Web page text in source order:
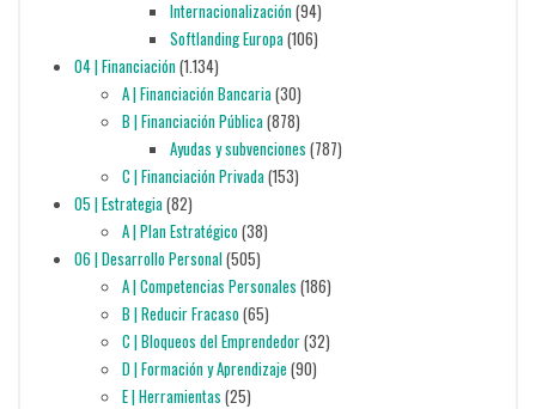
Internacionalización(94)
Softlanding Europa(106)
04 | Financiación(1.134)
A | Financiación Bancaria(30)
B | Financiación Pública(878)
Ayudas y subvenciones (787)
C | Financiación Privada(153)
05 | Estrategia(82)
A | Plan Estratégico(38)
06 | Desarrollo Personal(505)
A | Competencias Personales (186)
B | Reducir Fracaso(65)
C | Bloqueos del Emprendedor(32)
D | Formación y Aprendizaje (90)
E | Herramientas (25)